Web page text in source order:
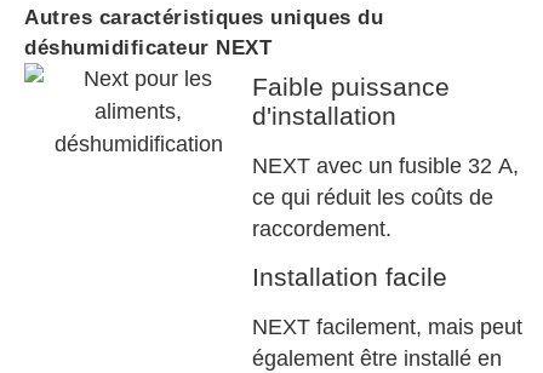
Autres caractéristiques uniques du
déshumidificateur NEXT
Faible puissance
d'installation
NEXT avec un fusible 32 A,
ce qui réduit les coûts de
raccordement.
Installation facile
NEXT facilement, mais peut
également être installé en